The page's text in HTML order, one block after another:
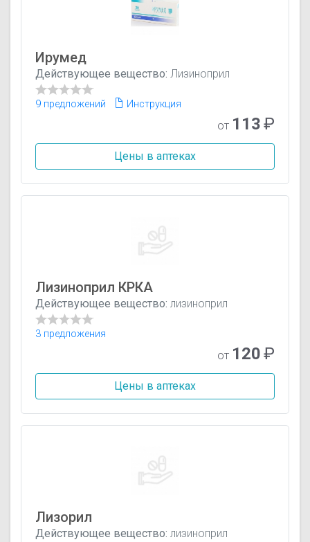
Ирумед
Действующее вещество: Лизиноприл
9 предложений Инструкция
от 113₽
Цены в аптеках
Лизиноприл КРКА
Действующее вещество: лизиноприл
3 предложения
от 120₽
Цены в аптеках
Лизорил
Действующее вещество: лизиноприл